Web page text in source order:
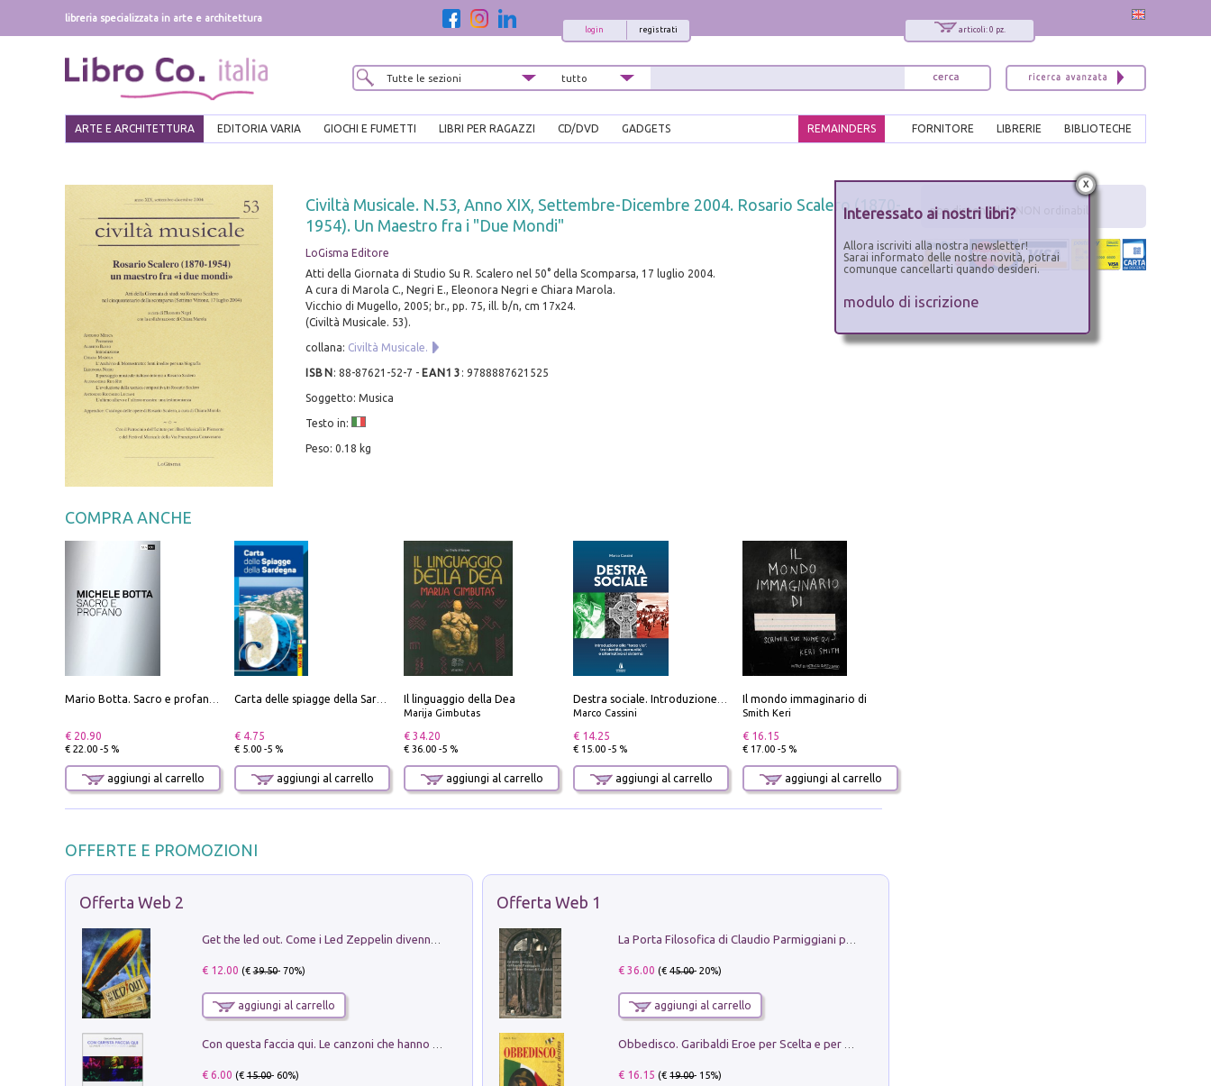
libreria specializzata in arte e architettura
articoli: 0 pz.
registrati
login
ARTE E ARCHITETTURA EDITORIA VARIA GIOCHI E FUMETTI LIBRI PER RAGAZZI CD/DVD GADGETS BIBLIOTECHE
LIBRERIE
FORNITORE
REMAINDERS
Civiltà Musicale. N.53, Anno XIX, Settembre-Dicembre 2004. Rosario Scalero (1870-
1954). Un Maestro fra i "Due Mondi"
LoGisma Editore
Atti della Giornata di Studio Su R. Scalero nel 50° della Scomparsa, 17 luglio 2004.
A cura di Marola C., Negri E., Eleonora Negri e Chiara Marola.
Vicchio di Mugello, 2005; br., pp. 75, ill. b/n, cm 17x24.
(Civiltà Musicale. 53).
collana: Civiltà Musicale.
ISBN : 88-87621-52-7 - EAN13 : 9788887621525
Soggetto: Musica
Testo in:
Peso: 0.18 kg
COMPRA ANCHE
Mario Botta. Sacro e profano-Sacred and profane
€ 20.90
€ 22.00 -5 %
aggiungi al carrello
Carta delle spiagge della Sardegna. Con custodia
€ 4.75
€ 5.00 -5 %
aggiungi al carrello
Il linguaggio della Dea
Marija Gimbutas
€ 34.20
€ 36.00 -5 %
aggiungi al carrello
Destra sociale. Introduzione alla «terza via», tra identità, comunità e alternativa al sistema
Marco Cassini
€ 14.25
€ 15.00 -5 %
aggiungi al carrello
Il mondo immaginario di
Smith Keri
€ 16.15
€ 17.00 -5 %
aggiungi al carrello
OFFERTE E PROMOZIONI
Offerta Web 2
€ 12.00 (€39.50- 70%)
aggiungi al carrello
Con questa faccia qui. Le canzoni che hanno fatto la storia di Ligabue
€ 6.00 (€15.00- 60%)
Offerta Web 1
€ 36.00 (€45.00- 20%)
aggiungi al carrello
Obbedisco. Garibaldi Eroe per Scelta e per Destino
€ 16.15 (€19.00- 15%)
non disponibile - NON ordinabile
x
Interessato ai nostri libri?
Allora iscriviti alla nostra newsletter!
Sarai informato delle nostre novità, potrai
comunque cancellarti quando desideri.
modulo di iscrizione